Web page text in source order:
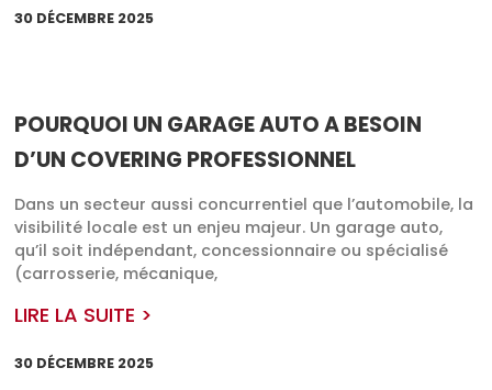
30 DÉCEMBRE 2025
POURQUOI UN GARAGE AUTO A BESOIN
D’UN COVERING PROFESSIONNEL
Dans un secteur aussi concurrentiel que l’automobile, la
visibilité locale est un enjeu majeur. Un garage auto,
qu’il soit indépendant, concessionnaire ou spécialisé
(carrosserie, mécanique,
LIRE LA SUITE >
30 DÉCEMBRE 2025